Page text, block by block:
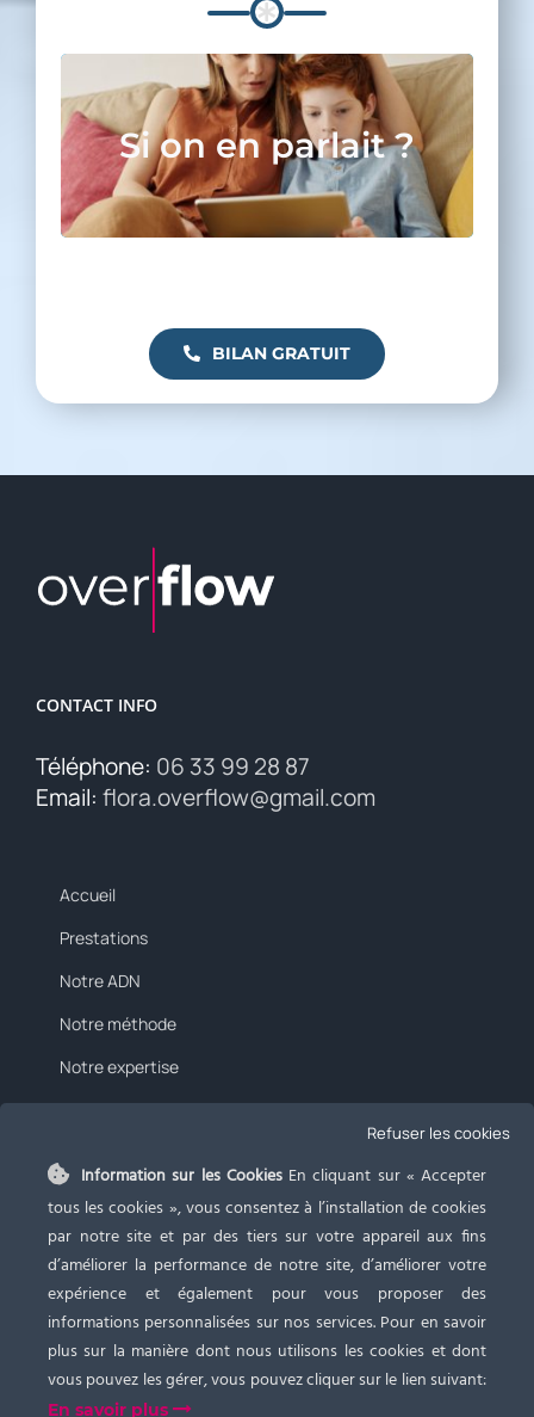
Si on en parlait ?
LE COACHING PARENTAL
Nous accompagnons les jeunes et
leurs parents.
BILAN GRATUIT
CONTACT INFO
Téléphone: 06 33 99 28 87
Email: flora.overflow@gmail.com
Accueil
Prestations
Notre ADN
Notre méthode
Notre expertise
Tarifs
Contact
Refuser les cookies
Information sur les CookiesEn cliquant sur « Accepter
tous les cookies », vous consentez à l’installation de cookies
par notre site et par des tiers sur votre appareil aux fins
d’améliorer la performance de notre site, d’améliorer votre
expérience et également pour vous proposer des
informations personnalisées sur nos services. Pour en savoir
plus sur la manière dont nous utilisons les cookies et dont
vous pouvez les gérer, vous pouvez cliquer sur le lien suivant:
En savoir plus